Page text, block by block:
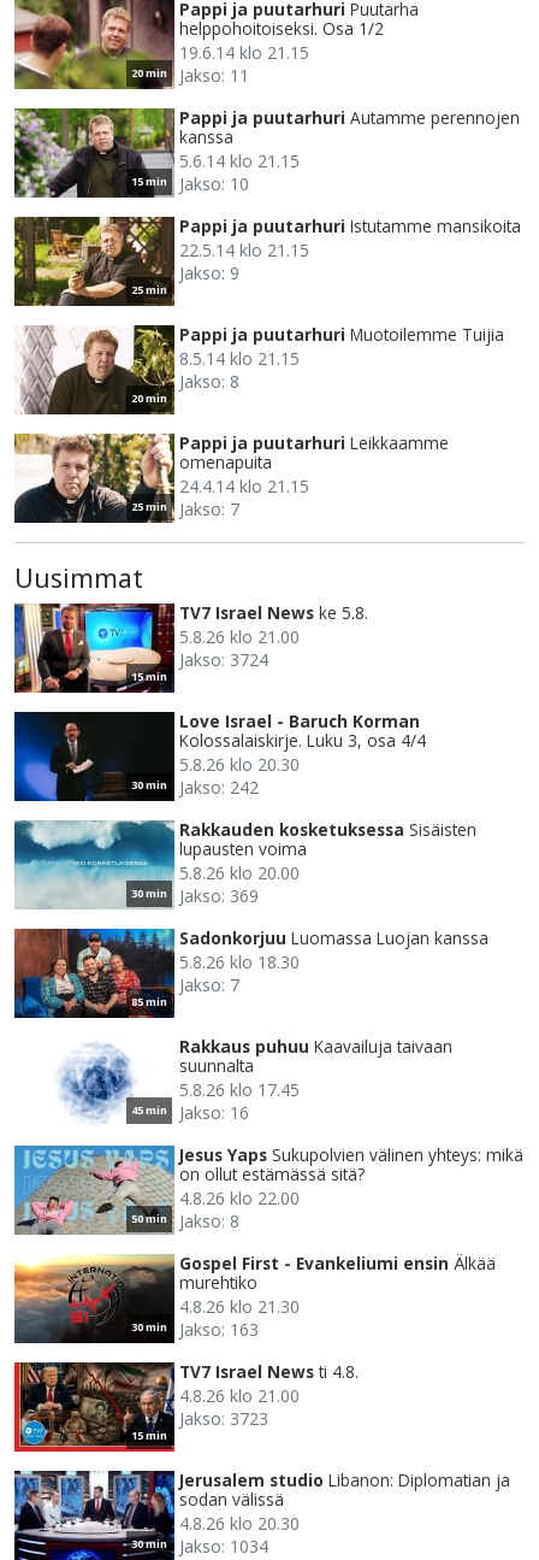
20 min
Pappi ja puutarhuri Puutarha
helppohoitoiseksi. Osa 1/2
19.6.14 klo 21.15
Jakso: 11
15 min
Pappi ja puutarhuri Autamme perennojen
kanssa
5.6.14 klo 21.15
Jakso: 10
25 min
Pappi ja puutarhuri Istutamme mansikoita
22.5.14 klo 21.15
Jakso: 9
20 min
Pappi ja puutarhuri Muotoilemme Tuijia
8.5.14 klo 21.15
Jakso: 8
25 min
Pappi ja puutarhuri Leikkaamme
omenapuita
24.4.14 klo 21.15
Jakso: 7
Uusimmat
15 min
TV7 Israel News ke 5.8.
5.8.26 klo 21.00
Jakso: 3724
30 min
Love Israel - Baruch Korman
Kolossalaiskirje. Luku 3, osa 4/4
5.8.26 klo 20.30
Jakso: 242
30 min
Rakkauden kosketuksessa Sisäisten
lupausten voima
5.8.26 klo 20.00
Jakso: 369
85 min
Sadonkorjuu Luomassa Luojan kanssa
5.8.26 klo 18.30
Jakso: 7
45 min
Rakkaus puhuu Kaavailuja taivaan
suunnalta
5.8.26 klo 17.45
Jakso: 16
50 min
Jesus Yaps Sukupolvien välinen yhteys: mikä
on ollut estämässä sitä?
4.8.26 klo 22.00
Jakso: 8
30 min
Gospel First - Evankeliumi ensin Älkää
murehtiko
4.8.26 klo 21.30
Jakso: 163
15 min
TV7 Israel News ti 4.8.
4.8.26 klo 21.00
Jakso: 3723
30 min
Jerusalem studio Libanon: Diplomatian ja
sodan välissä
4.8.26 klo 20.30
Jakso: 1034